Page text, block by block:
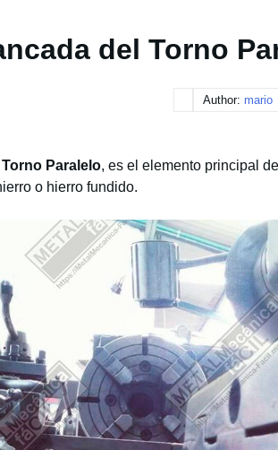
del Torno
Author: mario
Paralelo, es el elemento principal
o hierro fundido.